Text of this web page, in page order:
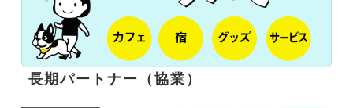
長期パートナー（協業）